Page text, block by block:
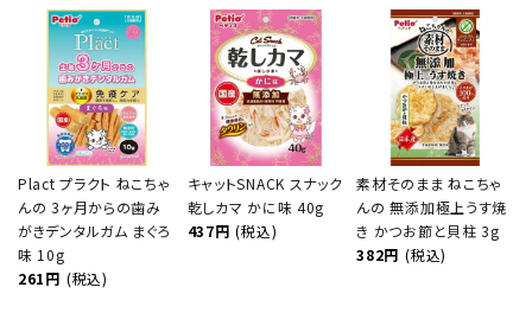
Plact プラクト ねこちゃ
んの 3ヶ月からの歯み
がきデンタルガム まぐろ
味 10g
261円 (税込)
キャットSNACK スナック
乾しカマ かに味 40g
437円 (税込)
素材そのまま ねこちゃ
んの 無添加極上うす焼
き かつお節と貝柱 3g
382円 (税込)